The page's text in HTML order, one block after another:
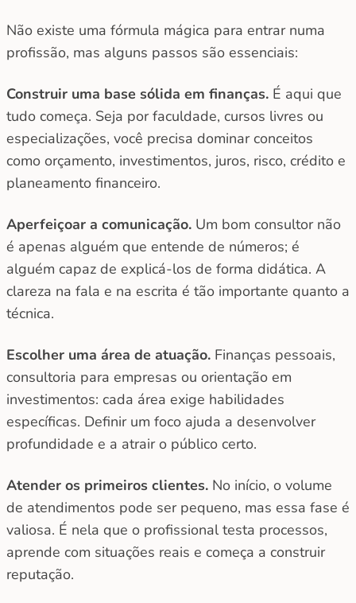
Não existe uma fórmula mágica para entrar numa
profissão, mas alguns passos são essenciais:
Construir uma base sólida em finanças. É aqui que
tudo começa. Seja por faculdade, cursos livres ou
especializações, você precisa dominar conceitos
como orçamento, investimentos, juros, risco, crédito e
planeamento financeiro.
Aperfeiçoar a comunicação. Um bom consultor não
é apenas alguém que entende de números; é
alguém capaz de explicá-los de forma didática. A
clareza na fala e na escrita é tão importante quanto a
técnica.
Escolher uma área de atuação. Finanças pessoais,
consultoria para empresas ou orientação em
investimentos: cada área exige habilidades
específicas. Definir um foco ajuda a desenvolver
profundidade e a atrair o público certo.
Atender os primeiros clientes. No início, o volume
de atendimentos pode ser pequeno, mas essa fase é
valiosa. É nela que o profissional testa processos,
aprende com situações reais e começa a construir
reputação.